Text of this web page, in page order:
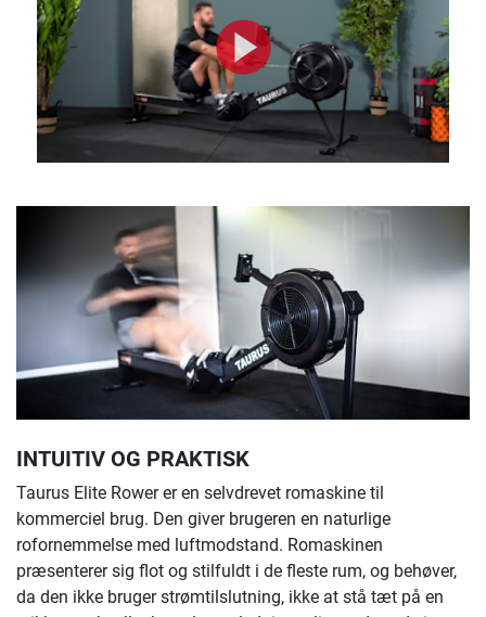
INTUITIV OG PRAKTISK
Taurus Elite Rower er en selvdrevet romaskine til
kommerciel brug. Den giver brugeren en naturlige
rofornemmelse med luftmodstand. Romaskinen
præsenterer sig flot og stilfuldt i de fleste rum, og behøver,
da den ikke bruger strømtilslutning, ikke at stå tæt på en